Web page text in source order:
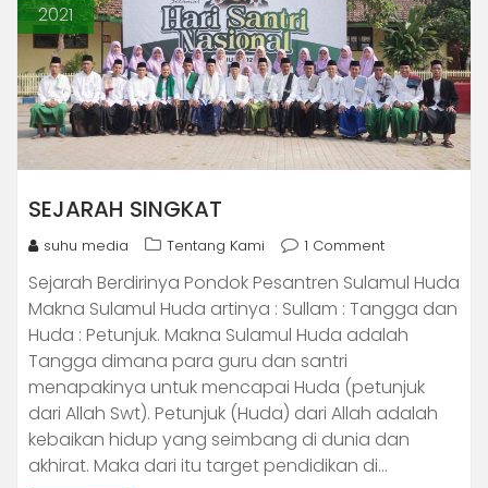
2021
SEJARAH SINGKAT
suhu media Tentang Kami 1 Comment
Sejarah Berdirinya Pondok Pesantren Sulamul Huda
Makna Sulamul Huda artinya : Sullam : Tangga dan
Huda : Petunjuk. Makna Sulamul Huda adalah
Tangga dimana para guru dan santri
menapakinya untuk mencapai Huda (petunjuk
dari Allah Swt). Petunjuk (Huda) dari Allah adalah
kebaikan hidup yang seimbang di dunia dan
akhirat. Maka dari itu target pendidikan di…